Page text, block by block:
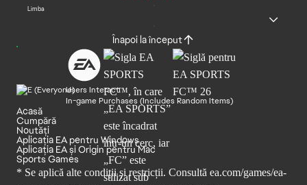
Limba
Înapoi la început
Users Interact
In-game Purchases (Includes Random Items)
Acasă
Cumpără
Noutăți
Aplicația EA pentru Windows
Aplicația EA și Origin pentru Mac
Sports Games
* Se aplică alte condiții și restricții. Consultă ea.com/games/ea-